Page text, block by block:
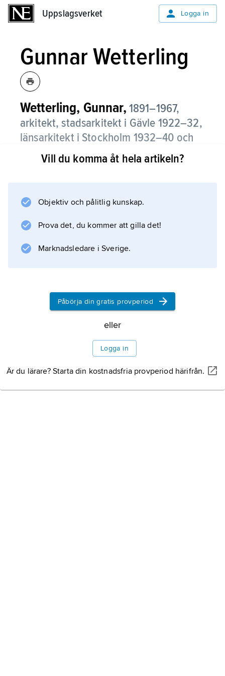
Uppslagsverket Logga in
Gunnar Wetterling
Wetterling, Gunnar, 1891–1967,
arkitekt, stadsarkitekt i Gävle 1922–32,
länsarkitekt i Stockholm 1932–40 och
stadsarkitekt i Stockholm 1940–54.
Som stadsarkitekt i Gävle ritade han några
kvalitet, bl.a. Södra stationen (1926).
Vill du komma åt hela artikeln?
Objektiv och pålitlig kunskap.
Prova det, du kommer att gilla det!
Marknadsledare i Sverige.
Påbörja din gratis provperiod
eller
Logga in
Är du lärare? Starta din kostnadsfria provperiod härifrån.